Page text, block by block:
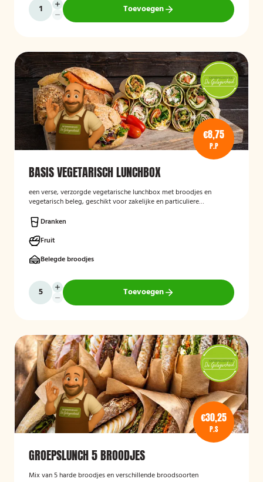
Toevoegen
€8,75
P.P
BASIS VEGETARISCH LUNCHBOX
een verse, verzorgde vegetarische lunchbox met broodjes en
vegetarisch beleg, geschikt voor zakelijke en particuliere
Dranken
Fruit
Belegde broodjes
Toevoegen
€30,25
P.S
GROEPSLUNCH 5 BROODJES
Mix van 5 harde broodjes en verschillende broodsoorten